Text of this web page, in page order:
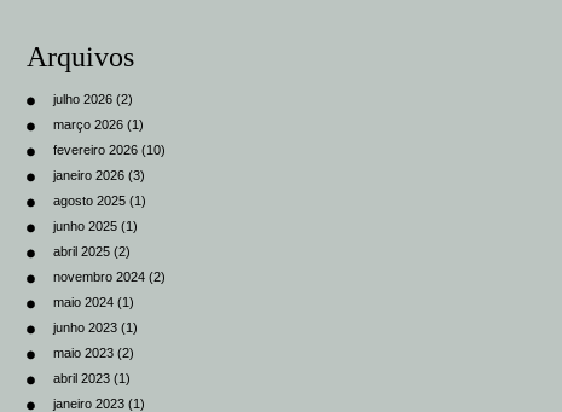
Arquivos
julho 2026 (2)
março 2026 (1)
fevereiro 2026 (10)
janeiro 2026 (3)
agosto 2025 (1)
junho 2025 (1)
abril 2025 (2)
novembro 2024 (2)
maio 2024 (1)
junho 2023 (1)
maio 2023 (2)
abril 2023 (1)
janeiro 2023 (1)